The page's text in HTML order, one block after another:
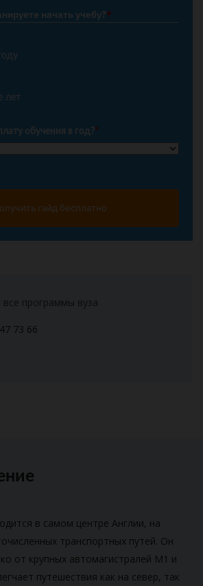
начать учебу?*
лет
обучения в год?*
гайд бесплатно
программы вуза
73 66
в самом центре Англии, на
транспортных путей. Он
от крупных автомагистралей M1 и
путешествия как на север, так